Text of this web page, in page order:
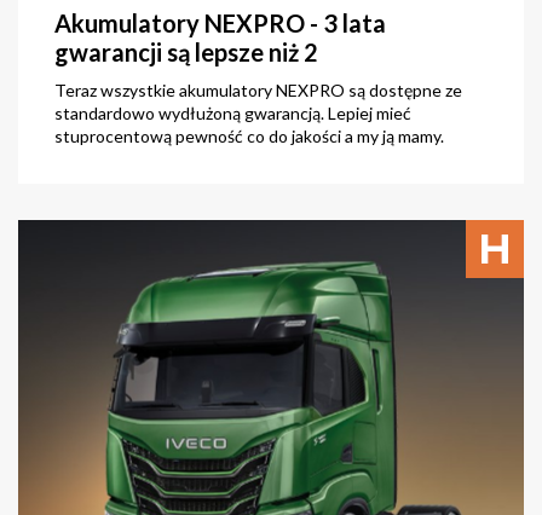
Akumulatory NEXPRO - 3 lata
gwarancji są lepsze niż 2
Teraz wszystkie akumulatory NEXPRO są dostępne ze
standardowo wydłużoną gwarancją. Lepiej mieć
stuprocentową pewność co do jakości a my ją mamy.